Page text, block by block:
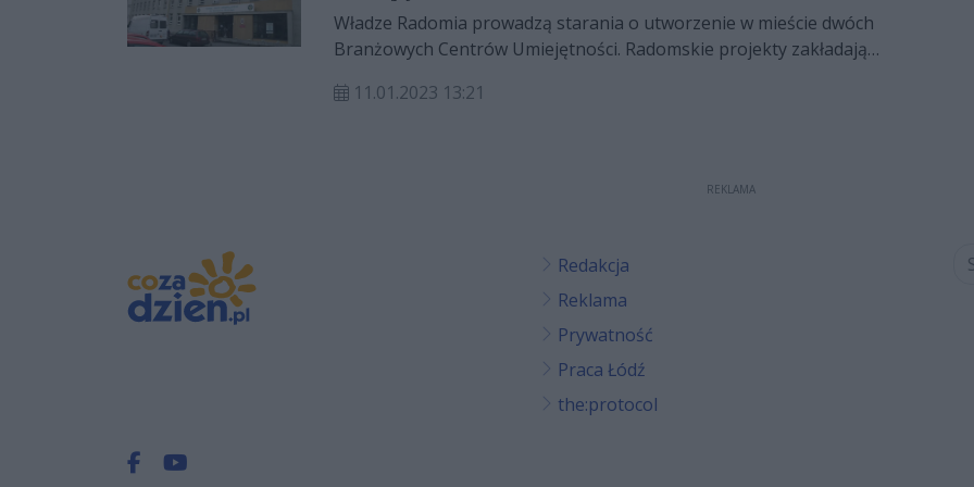
Władze Radomia prowadzą starania o utworzenie w mieście dwóch
Branżowych Centrów Umiejętności. Radomskie projekty zakładają
Szkół Budowlanych.
11.01.2023 13:21
REKLAMA
Redakcja
Reklama
Prywatność
Praca Łódź
the:protocol
Facebook.com
Youtube.com